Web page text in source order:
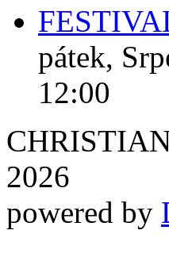
pátek,
12:00
2026
powered by